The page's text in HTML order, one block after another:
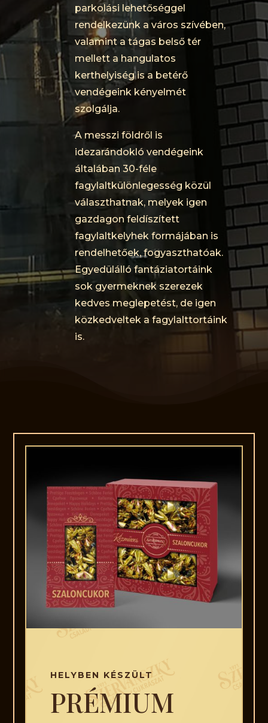
parkolási lehetőséggel
rendelkezünk a város szívében,
valamint a tágas belső tér
mellett a hangulatos
kerthelyiség is a betérő
vendégeink kényelmét
szolgálja.
A messzi földről is
idezarándokló vendégeink
általában 30-féle
fagylaltkülönlegesség közül
választhatnak, melyek igen
gazdagon feldíszített
fagylaltkelyhek formájában is
rendelhetőek, fogyaszthatóak.
Egyedülálló fantáziatortáink
sok gyermeknek szerezek
kedves meglepetést, de igen
közkedveltek a fagylalttortáink
is.
HELYBEN KÉSZÜLT
PRÉMIUM